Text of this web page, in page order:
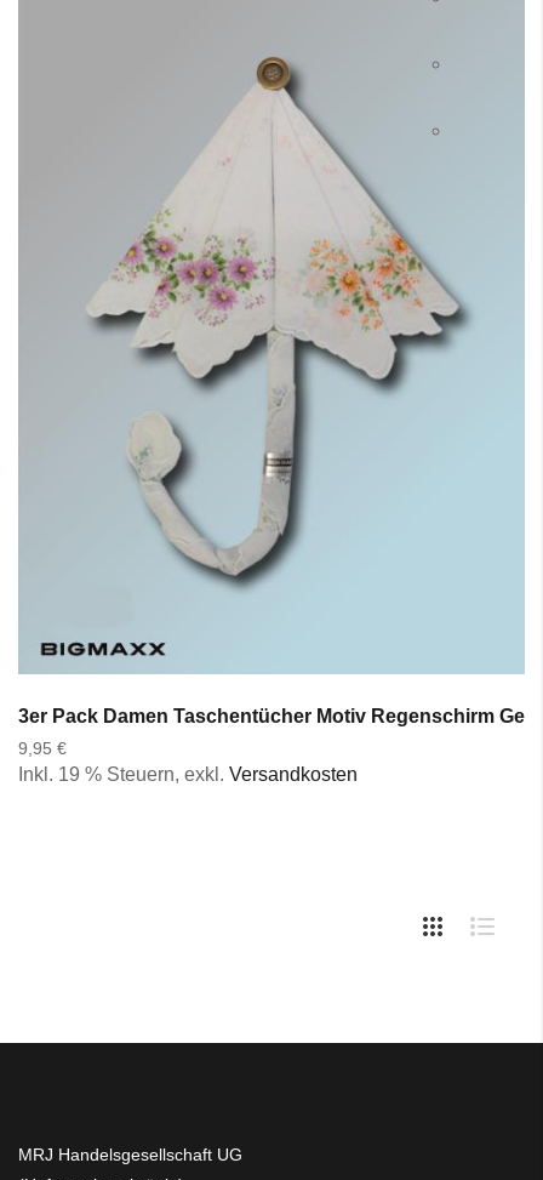
3er Pack Damen Taschentücher Motiv Regenschirm
9,95 €
Inkl. 19 % Steuern, exkl. Versandkosten
MRJ Handelsgesellschaft UG